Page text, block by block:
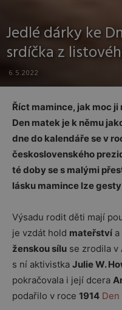
Jedlé dárky ke
srdíčka z
6.5.2022
Říct mamince, jak moc
Den matek je k němu
dne do kalendáře se v
československého
té doby se s malými
lásku mamince lze
Výsadu rodit děti mají
je vzdát hold mateřství
ženskou sílu se zrodila v
s ní aktivistka Julie W.
pokračovala i její dcera
podařilo v roce 1914 Den